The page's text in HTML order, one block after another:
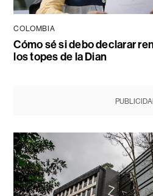
COLOMBIA
Cómo sé si debo declarar
los topes de la Dian